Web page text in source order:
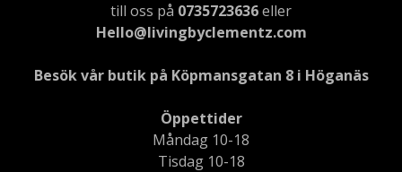
till oss på 0735723636eller
Hello@livingbyclementz.com
Besök vår butik på Köpmansgatan 8 i Höganäs
Öppettider
Måndag 10-18
Tisdag 10-18